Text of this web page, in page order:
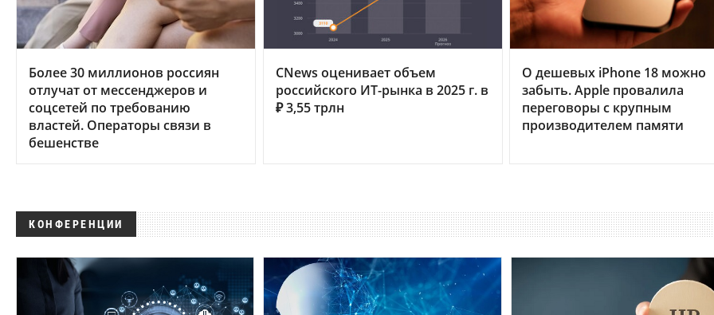
Более 30 миллионов россиян
отлучат от мессенджеров и
соцсетей по требованию
властей. Операторы связи в
бешенстве
CNews оценивает объем
российского ИТ-рынка в 2025 г. в
₽ 3,55 трлн
О дешевых iPhone 18 можно
забыть. Apple провалила
переговоры с крупным
производителем памяти
КОНФЕРЕНЦИИ